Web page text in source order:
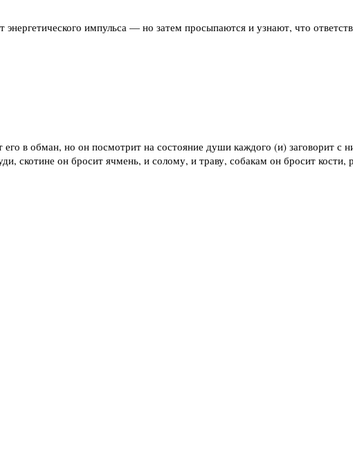
импульса — но затем просыпаются и узнают, что
в обман, но он посмотрит на состояние души каждого (и) заговорит с
скотине он бросит ячмень, и солому, и траву, собакам он бросит кости,